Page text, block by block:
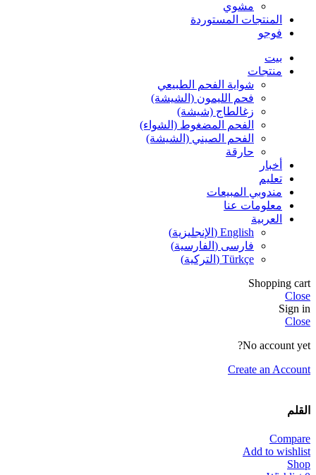
مشوي
المنتجات المستوردة
فوجو
بيت
منتجات
شواية الفحم الطبيعي
فحم الليمون (الشيشة)
زغالطاج (شيشة)
الفحم المضغوط (الشواء)
الفحم الصيني (الشيشة)
حارقة
أخبار
تعليم
مندوبي المبيعات
معلومات عنا
العربية
English
( الإنجليزية)
فارسی ( الفارسية)
Türkçe
( التركية)
Shopping cart
Close
Sign in
Close
No account yet?
Create an Account
القلم
Compare
Add to wishlist
Shop